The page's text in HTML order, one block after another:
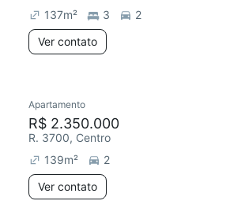
137m² 3
2
Ver contato
Apartamento
R$ 2.350.000
R. 3700, Centro
139m²
2
Ver contato